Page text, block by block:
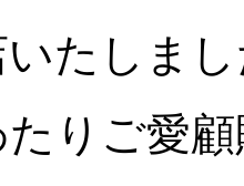
いたしま
りご愛